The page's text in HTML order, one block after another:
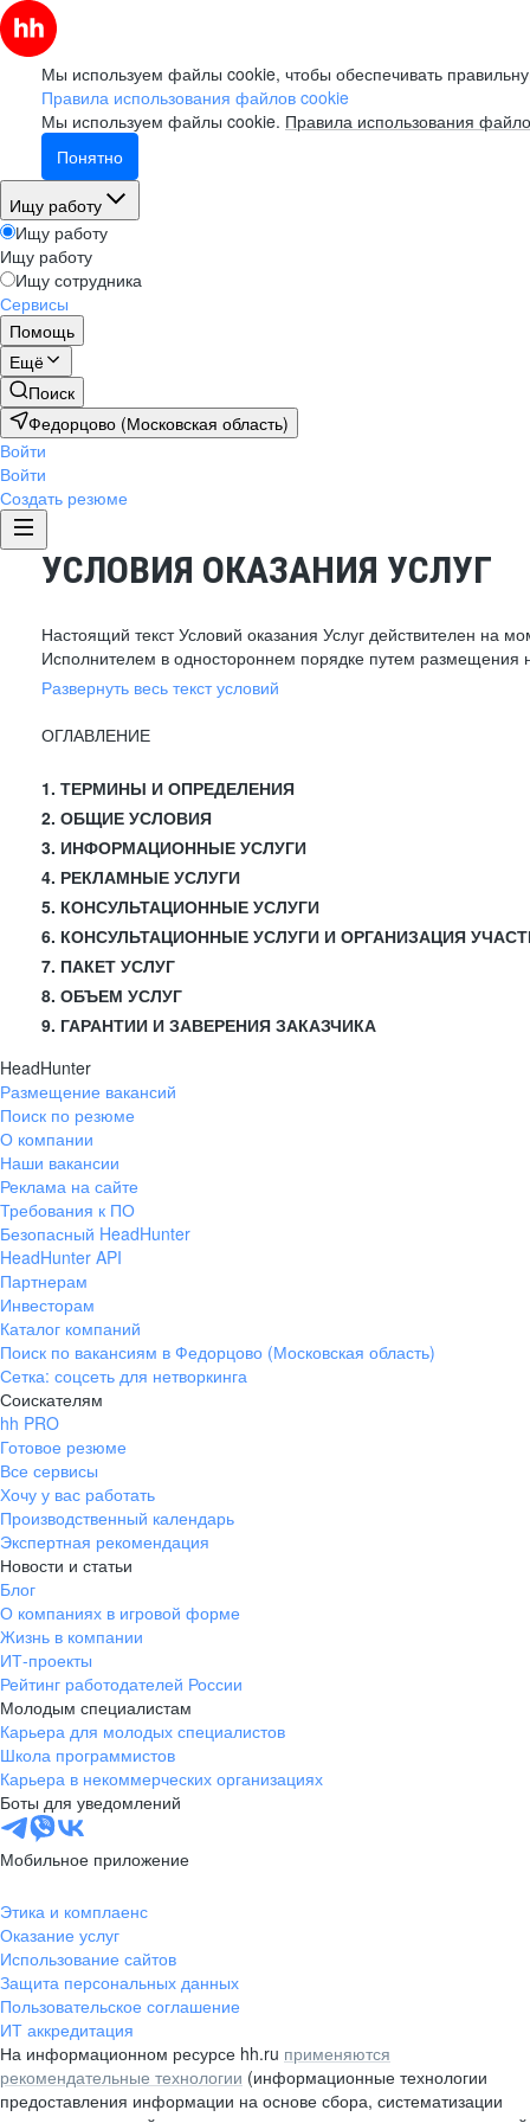
Мы используем файлы cookie, чтобы обеспечивать
Правила использования файлов cookie
Мы используем файлы cookie. Правила использования
Понятно
Ищу работу
Ищу работу
Ищу работу
Ищу сотрудника
Сервисы
Помощь
Ещё
Поиск
Федорцово (Московская область)
Войти
Войти
Создать резюме
УСЛОВИЯ ОКАЗАНИЯ УСЛУГ
Настоящий текст Условий оказания Услуг действителен на
Исполнителем в одностороннем порядке путем размещения
Развернуть весь текст условий
ОГЛАВЛЕНИЕ
1. ТЕРМИНЫ И ОПРЕДЕЛЕНИЯ
2. ОБЩИЕ УСЛОВИЯ
3. ИНФОРМАЦИОННЫЕ УСЛУГИ
4. РЕКЛАМНЫЕ УСЛУГИ
5. КОНСУЛЬТАЦИОННЫЕ УСЛУГИ
6. КОНСУЛЬТАЦИОННЫЕ УСЛУГИ И ОРГАНИЗАЦИЯ
7. ПАКЕТ УСЛУГ
8. ОБЪЕМ УСЛУГ
9. ГАРАНТИИ И ЗАВЕРЕНИЯ ЗАКАЗЧИКА
HeadHunter
Размещение вакансий
Поиск по резюме
О компании
Наши вакансии
Реклама на сайте
Требования к ПО
Безопасный HeadHunter
HeadHunter API
Партнерам
Инвесторам
Каталог компаний
Поиск по вакансиям в Федорцово (Московская область)
Сетка: соцсеть для нетворкинга
Соискателям
hh PRO
Готовое резюме
Все сервисы
Хочу у вас работать
Производственный календарь
Экспертная рекомендация
Новости и статьи
Блог
О компаниях в игровой форме
Жизнь в компании
ИТ-проекты
Рейтинг работодателей России
Молодым специалистам
Карьера для молодых специалистов
Школа программистов
Карьера в некоммерческих организациях
Боты для уведомлений
Мобильное приложение
Этика и комплаенс
Оказание услуг
Использование сайтов
Защита персональных данных
Пользовательское соглашение
ИТ аккредитация
На информационном ресурсе hh.ru применяются
рекомендательные технологии (информационные технологии
предоставления информации на основе сбора, систематизации